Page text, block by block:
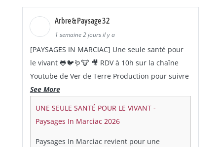
Arbre & Paysage 32
1 semaine 2 jours il y a
[PAYSAGES IN MARCIAC] Une seule santé pour
le vivant 🐸🐦🪱🐮 🎥 RDV à 10h sur la chaîne
Youtube de Ver de Terre Production pour suivre
See More
UNE SEULE SANTÉ POUR LE VIVANT -
Paysages In Marciac 2026
Paysages In Marciac revient pour une